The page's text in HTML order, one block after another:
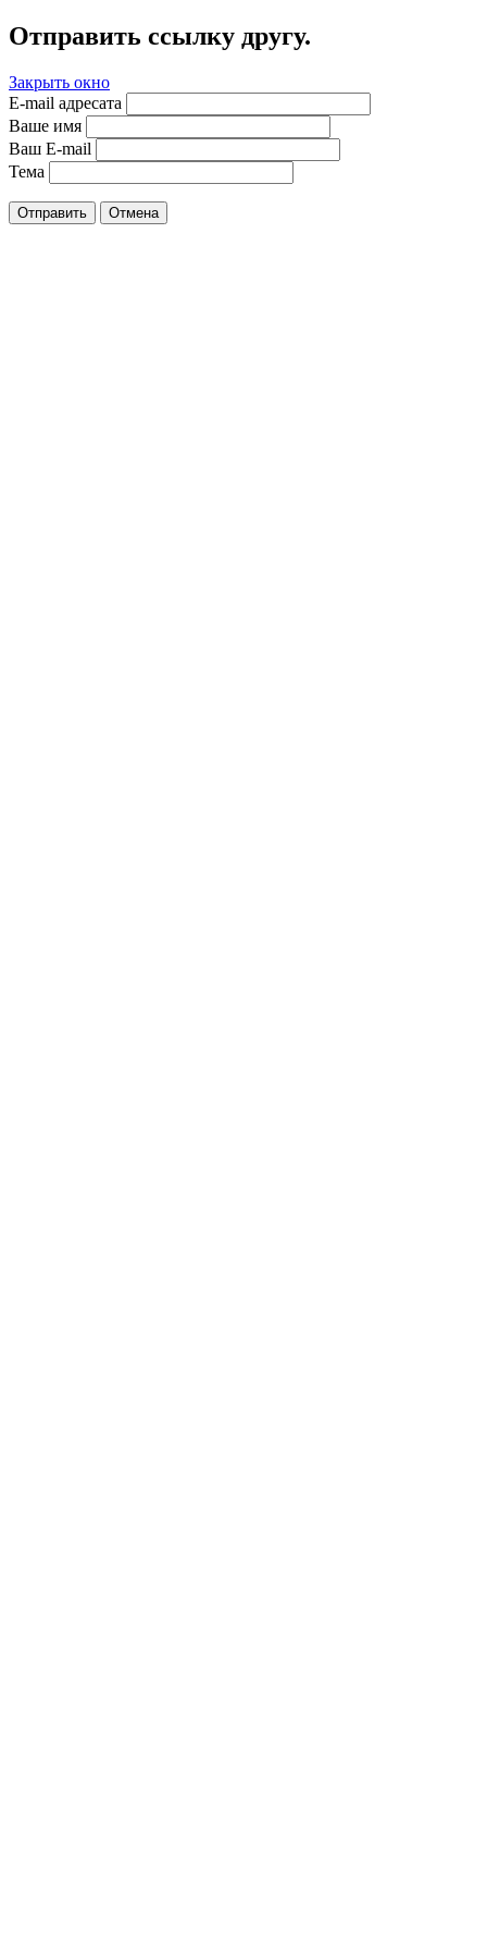
Отправить ссылку другу.
Закрыть окно
E-mail адресата
Ваше имя
Ваш E-mail
Тема
Отправить Отмена